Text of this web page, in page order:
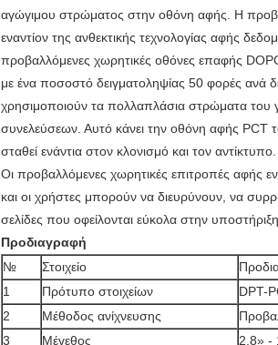
αγώγιμου στρώματος στην οθόνη αφής. Η
εναντίον της ανθεκτικής τεχνολογίας αφής
προβαλλόμενες χωρητικές οθόνες επαφής
με ένα ποσοστό δειγματοληψίας 50 φορές ανά
χρησιμοποιούν τα πολλαπλάσια στρώματα του
συνελεύσεων. Αυτό κάνει την οθόνη αφής PCT
σταθεί ενάντια στον κλονισμό και τον αντίκτυπο.
Οι προβαλλόμενες χωρητικές επιτροπές αφής
και οι χρήστες μπορούν να διευρύνουν, να
σελίδες που οφείλονται εύκολα στην
Προδιαγραφή
№
Στοιχείο
1
Πρότυπο στοιχείων
DPT-
2
Μέθοδος ανίχνευσης
3
Μέγεθος
2.8» -